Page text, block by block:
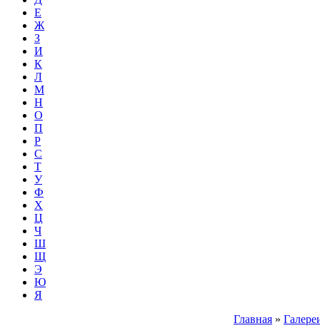
Е
Ж
З
И
К
Л
М
Н
О
П
Р
С
Т
У
Ф
Х
Ц
Ч
Ш
Щ
Э
Ю
Я
Главная »